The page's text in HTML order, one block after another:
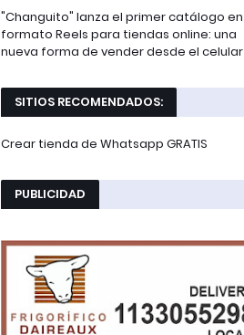
"Changuito" lanza el primer catálogo en
formato Reels para tiendas online: una
nueva forma de vender desde el celular
SITIOS RECOMENDADOS:
Crear tienda de Whatsapp GRATIS
PUBLICIDAD